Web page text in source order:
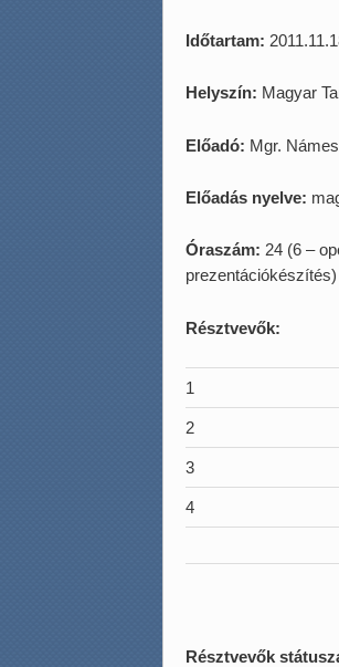
Időtartam:
Helyszín: Magyar
Előadó: Mgr.
Előadás nyelve:
Óraszám: 24 (6 –
prezentációkészítés)
Résztvevők:
1
2
3
4
Résztvevők